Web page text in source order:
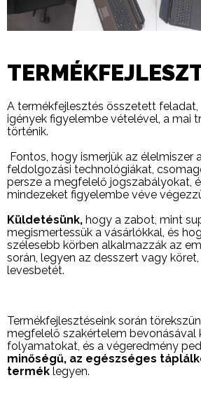
A termékfejlesztés összetett feladat,
igények figyelembe vételével, a mai
történik.
Fontos, hogy ismerjük az élelmiszer
feldolgozási technológiákat,
persze a megfelelő jogszabályokat,
mindezeket figyelembe véve
Küldetésünk, hogy a zabot, mint
megismertessük a vásárlókkal, és
szélesebb körben alkalmazzák az
során, legyen az desszert vagy
levesbetét.
Termékfejlesztéseink során
megfelelő szakértelem bevonásával
folyamatokat, és a végeredmény
minőségű, az egészséges
termék legyen.